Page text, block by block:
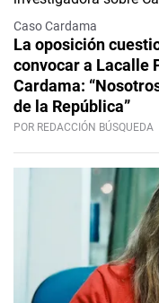
Caso Cardama
La oposición
convocar a Lacalle
Cardama:
de la República”
POR REDACCIÓN BÚSQUEDA